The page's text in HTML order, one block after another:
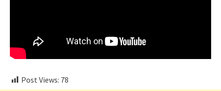
Post Views: 78